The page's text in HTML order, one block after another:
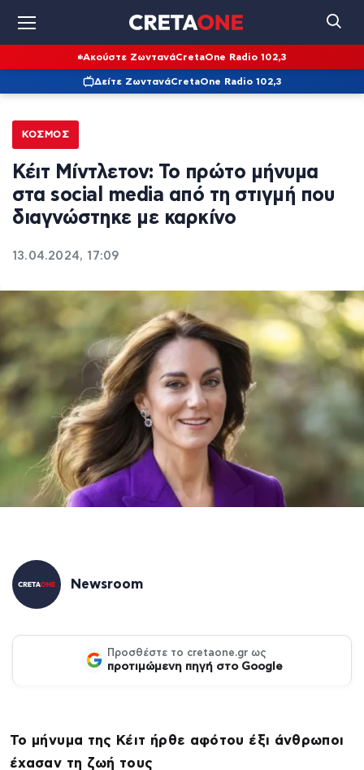
Ακούστε ΖωντανάCretaOne Radio 102,3
Δείτε ΖωντανάCretaOne Radio 102,3
ΚΌΣΜΟΣ
Κέιτ Μίντλετον: Το πρώτο μήνυμα
στα social media από τη στιγμή που
διαγνώστηκε με καρκίνο
13.04.2024, 17:09
Newsroom
Προσθέστε το cretaone.gr ως
προτιμώμενη πηγή στο Google
Το μήνυμα της Κέιτ ήρθε αφότου έξι άνθρωποι
έχασαν τη ζωή τους